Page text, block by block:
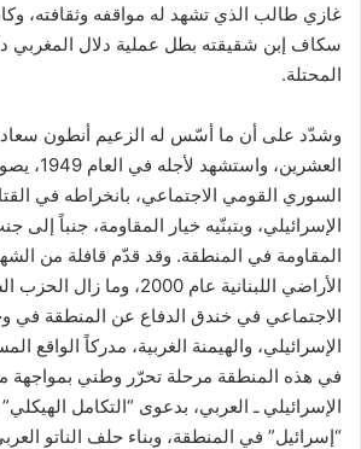
غازي طالب الذي تشهد له مواقفه وثقافته،
سكاف إبن شقيقته بطل عملية دلال
المحتلة.
وشدّد على أن ما أسّس له الزعيم أنطون
العشرين،
السوري القومي الاجتماعي، بانخراطه في
الإسرائيلي، وبتبنّيه خيار المقاومة، جنباً
المقاومة في المنطقة. وقد قدّم قافلة من
الأراضي اللبنانية عام 2000،
الاجتماعي في خندق الدفاع عن المنطقة في
الإسرائيلي، والهيمنة الغربية، مدركاً الواقع
في هذه المنطقة مرحلة تحرّر وطني بمواجهة
الإسرائيلي ـ العربي، بدعوى “التكامل
“إسرائيل” في المنطقة، وبناء حلف الناتو